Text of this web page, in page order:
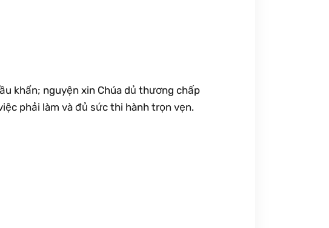
khẩn; nguyện xin Chúa dủ thương chấp
phải làm và đủ sức thi hành trọn vẹn.